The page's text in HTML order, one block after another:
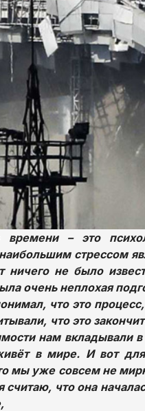
– это
стрессом
ничего не было
очень неплохая
что это
что это
нам вкладывали
в мире. И вот
мы уже совсем не
считаю, что она